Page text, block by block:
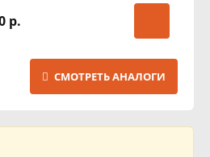
р.
СМОТРЕТЬ АНАЛОГИ